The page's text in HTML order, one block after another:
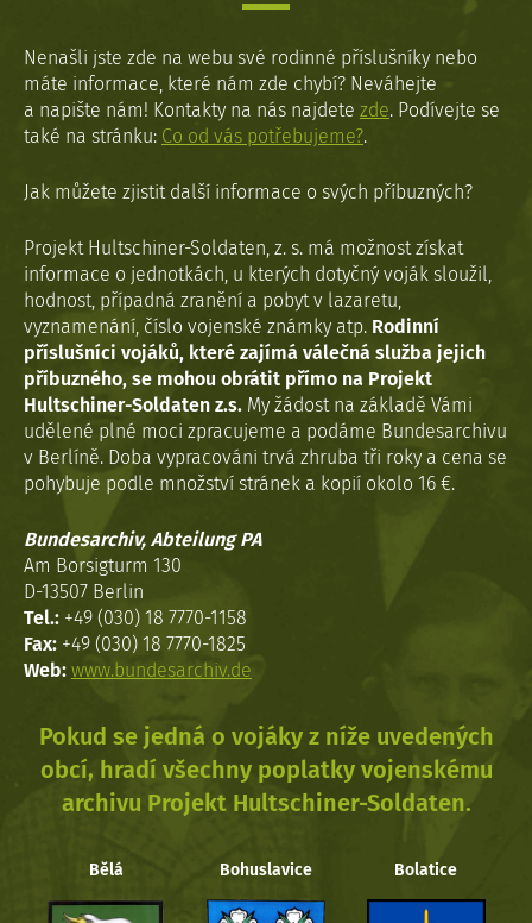
Nenašli jste zde na webu své rodinné příslušníky nebo
máte informace, které nám zde chybí? Neváhejte
a napište nám! Kontakty na nás najdete zde. Podívejte se
také na stránku: Co od vás potřebujeme?.
Jak můžete zjistit další informace o svých příbuzných?
Projekt Hultschiner-Soldaten, z. s. má možnost získat
informace o jednotkách, u kterých dotyčný voják sloužil,
hodnost, případná zranění a pobyt v lazaretu,
vyznamenání, číslo vojenské známky atp. Rodinní
příslušníci vojáků, které zajímá válečná služba jejich
příbuzného, se mohou obrátit přímo na Projekt
Hultschiner-Soldaten z.s. My žádost na základě Vámi
udělené plné moci zpracujeme a podáme Bundesarchivu
v Berlíně. Doba vypracováni trvá zhruba tři roky a cena se
pohybuje podle množství stránek a kopií okolo 16 €.
Bundesarchiv, Abteilung PA
Am Borsigturm 130
D-13507 Berlin
Tel.: +49 (030) 18 7770-1158
Fax: +49 (030) 18 7770-1825
Web: www.bundesarchiv.de
Pokud se jedná o vojáky z níže uvedených
obcí, hradí všechny poplatky vojenskému
archivu Projekt Hultschiner-Soldaten.
Bělá Bohuslavice Bolatice